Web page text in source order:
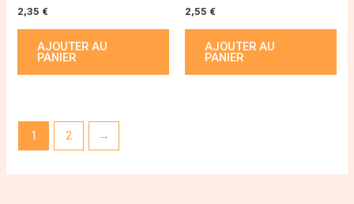
2,35 €
AJOUTER AU
PANIER
2,55 €
AJOUTER AU
PANIER
1 2 →